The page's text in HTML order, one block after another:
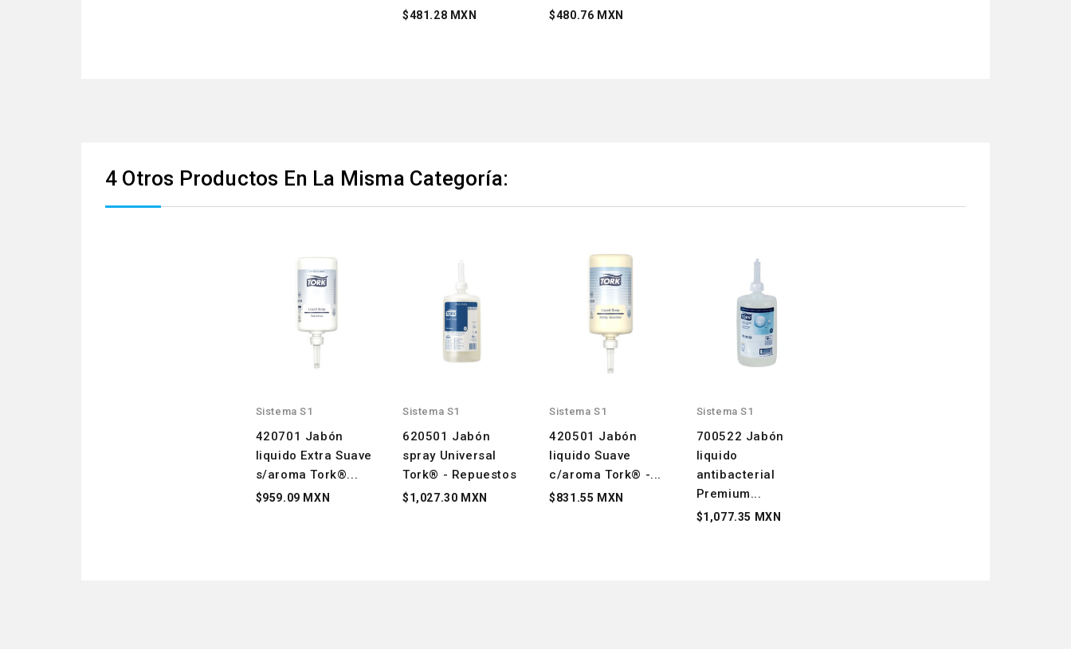
$481.28 MXN $480.76 MXN
4 Otros Productos En La Misma Categoría:
Sistema S1
420701 Jabón
liquido Extra Suave
s/aroma Tork®...
$959.09 MXN
Sistema S1
620501 Jabón
spray Universal
Tork® - Repuestos
$1,027.30 MXN
Sistema S1
420501 Jabón
liquido Suave
c/aroma Tork® -...
$831.55 MXN
Sistema S1
700522 Jabón
liquido
antibacterial
Premium...
$1,077.35 MXN